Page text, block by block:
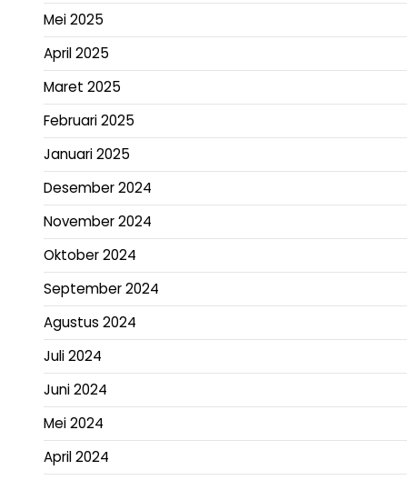
Mei 2025
April 2025
Maret 2025
Februari 2025
Januari 2025
Desember 2024
November 2024
Oktober 2024
September 2024
Agustus 2024
Juli 2024
Juni 2024
Mei 2024
April 2024